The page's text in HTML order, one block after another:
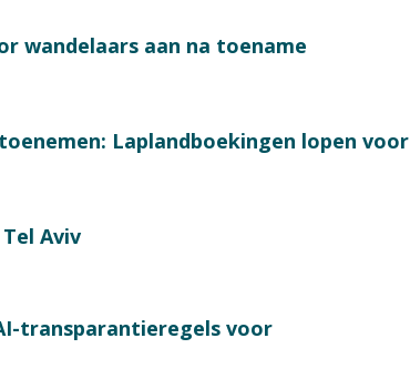
wandelaars aan na toename
Laplandboekingen lopen voor
Aviv
transparantieregels voor